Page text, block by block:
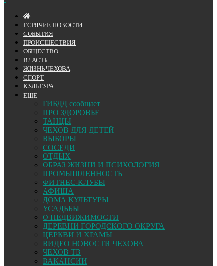
ГОРЯЧИЕ НОВОСТИ
СОБЫТИЯ
ПРОИСШЕСТВИЯ
ОБЩЕСТВО
ВЛАСТЬ
ЖИЗНЬ ЧЕХОВА
СПОРТ
КУЛЬТУРА
ЕЩЕ
ГИБДД сообщает
ПРО ЗДОРОВЬЕ
ТАНЦЫ
ЧЕХОВ ДЛЯ ДЕТЕЙ
ВЫБОРЫ
СОСЕДИ
ОТДЫХ
ОБРАЗ ЖИЗНИ И ПСИХОЛОГИЯ
ПРОМЫШЛЕННОСТЬ
ФИТНЕС-КЛУБЫ
АФИША
ДОМА КУЛЬТУРЫ
УСАДЬБЫ
О НЕДВИЖИМОСТИ
ДЕРЕВНИ ГОРОДСКОГО ОКРУГА
ЦЕРКВИ И ХРАМЫ
ВИДЕО НОВОСТИ ЧЕХОВА
ЧЕХОВ ТВ
ВАКАНСИИ